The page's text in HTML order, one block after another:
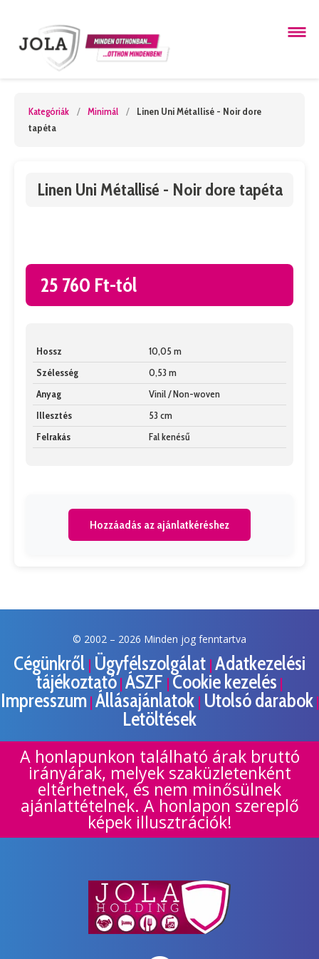
Kategóriák / Minimál /
Linen Uni Métallisé - Noir dore
tapéta
Linen Uni Métallisé - Noir dore tapéta
25 760 Ft-tól
Hossz
10,05 m
Szélesség
0,53 m
Anyag
Vinil / Non-woven
Illesztés
53 cm
Felrakás
Fal kenésű
Hozzáadás az ajánlatkéréshez
© 2002 – 2026 Minden jog fenntartva
Cégünkről | Ügyfélszolgálat | Adatkezelési
tájékoztató | ÁSZF | Cookie kezelés |
Impresszum| Állásajánlatok | Utolsó darabok|
Letöltések
A honlapunkon található árak bruttó
irányárak, melyek szaküzletenként
eltérhetnek, és nem minősülnek
ajánlattételnek. A honlapon szereplő
képek illusztrációk!